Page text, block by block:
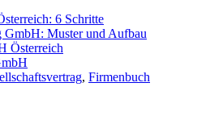
6 Schritte
GmbH: Muster und Aufbau
Österreich
, Firmenbuch